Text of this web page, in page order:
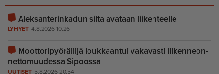
Aleksanterinkadun silta avataan liikenteelle
LYHYET 4.8.2026 10.26
Moottoripyöräilijä loukkaantui vakavasti liiken­ne­on­
net­to­muudessa Sipoossa
UUTISET 5.8.2026 20.54